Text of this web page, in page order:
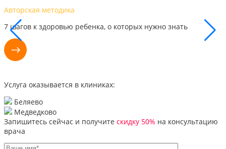
Наши результаты
Каждый день мы видим успехи наших маленьких пациентов,
поэтому уверены, что сможем помочь и вам
Услуга оказывается в клиниках:
Беляево
Медведково
Запишитесь сейчас и получите скидку 50% на консультацию
врача